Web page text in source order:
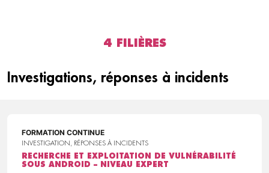
4 FILIÈRES
Investigations, réponses à incidents
FORMATION CONTINUE
INVESTIGATION, RÉPONSES À INCIDENTS
RECHERCHE ET EXPLOITATION DE VULNÉRABILITÉ
SOUS ANDROID – NIVEAU EXPERT